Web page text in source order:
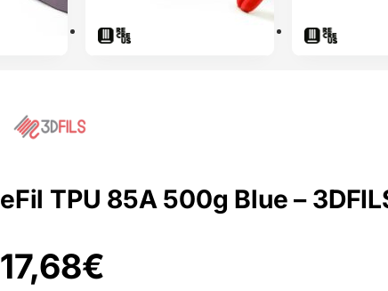
eFil TPU 85A 500g Blue –
17,68€